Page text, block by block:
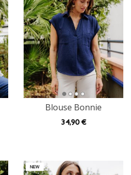
Blouse Bonnie
34,90 €